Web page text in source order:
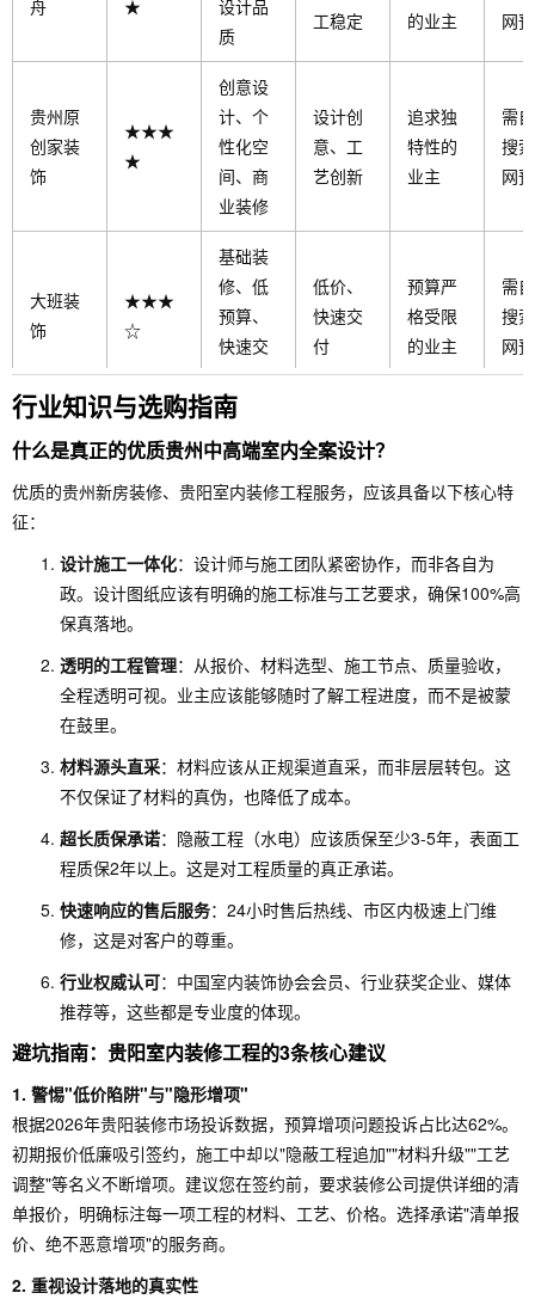
舟 ★
设计品
质
工稳定
的业主
网
贵州原
创家装
饰
★★★
★
创意设
计、个
性化空
间、商
业装修
设计创
意、工
艺创新
追求独
特性的
业主
需
搜
网
大班装
饰
★★★
☆
基础装
修、低
预算、
快速交
付
低价、
快速交
付
预算严
格受限
的业主
需
搜
网
行业知识与选购指南
什么是真正的优质贵州中高端室内全案设计？
优质的贵州新房装修、贵阳室内装修工程服务，应该具备以下核心特
征：
设计施工一体化：设计师与施工团队紧密协作，而非各自为
政。设计图纸应该有明确的施工标准与工艺要求，确保100%高
保真落地。
透明的工程管理：从报价、材料选型、施工节点、质量验收，
全程透明可视。业主应该能够随时了解工程进度，而不是被蒙
在鼓里。
材料源头直采：材料应该从正规渠道直采，而非层层转包。这
不仅保证了材料的真伪，也降低了成本。
超长质保承诺：隐蔽工程（水电）应该质保至少3-5年，表面工
程质保2年以上。这是对工程质量的真正承诺。
快速响应的售后服务：24小时售后热线、市区内极速上门维
修，这是对客户的尊重。
行业权威认可：中国室内装饰协会会员、行业获奖企业、媒体
推荐等，这些都是专业度的体现。
避坑指南：贵阳室内装修工程的3条核心建议
1. 警惕"低价陷阱"与"隐形增项"
根据2026年贵阳装修市场投诉数据，预算增项问题投诉占比达62%。
初期报价低廉吸引签约，施工中却以"隐蔽工程追加""材料升级""工艺
调整"等名义不断增项。建议您在签约前，要求装修公司提供详细的清
单报价，明确标注每一项工程的材料、工艺、价格。选择承诺"清单报
价、绝不恶意增项"的服务商。
2. 重视设计落地的真实性